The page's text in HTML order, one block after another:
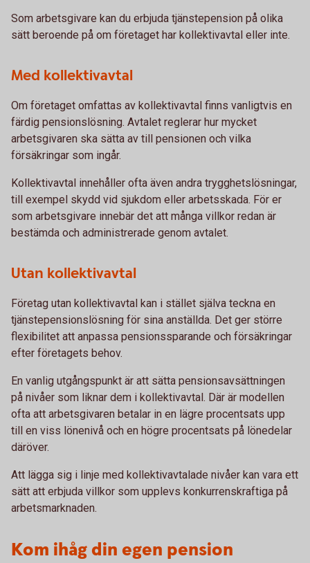
Som arbetsgivare kan du erbjuda tjänstepension på olika
sätt beroende på om företaget har kollektivavtal eller inte.
Med kollektivavtal
Om företaget omfattas av kollektivavtal finns vanligtvis en
färdig pensionslösning. Avtalet reglerar hur mycket
arbetsgivaren ska sätta av till pensionen och vilka
försäkringar som ingår.
Kollektivavtal innehåller ofta även andra trygghetslösningar,
till exempel skydd vid sjukdom eller arbetsskada. För er
som arbetsgivare innebär det att många villkor redan är
bestämda och administrerade genom avtalet.
Utan kollektivavtal
Företag utan kollektivavtal kan i stället själva teckna en
tjänstepensionslösning för sina anställda. Det ger större
flexibilitet att anpassa pensionssparande och försäkringar
efter företagets behov.
En vanlig utgångspunkt är att sätta pensionsavsättningen
på nivåer som liknar dem i kollektivavtal. Där är modellen
ofta att arbetsgivaren betalar in en lägre procentsats upp
till en viss lönenivå och en högre procentsats på lönedelar
däröver.
Att lägga sig i linje med kollektivavtalade nivåer kan vara ett
sätt att erbjuda villkor som upplevs konkurrenskraftiga på
arbetsmarknaden.
Kom ihåg din egen pension